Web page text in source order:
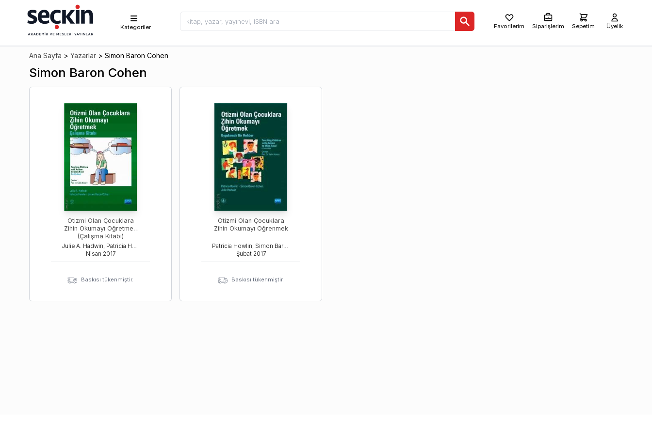
Kategoriler Favorilerim Siparişlerim Sepetim Üyelik
Ana Sayfa > Yazarlar > Simon Baron Cohen
Simon Baron Cohen
Otizmi Olan Çocuklara
Zihin Okumayı Öğretmek
(Çalışma Kitabı)
Julie A. Hadwin, Patricia Howlin, Simon Baron Cohen
Nisan 2017
Baskısı tükenmiştir.
Otizmi Olan Çocuklara
Zihin Okumayı Öğrenmek
Patricia Howlin, Simon Baron Cohen, Julie A. Hadwin
Şubat 2017
Baskısı tükenmiştir.